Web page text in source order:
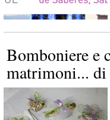
Bomboniere e
matrimoni... di